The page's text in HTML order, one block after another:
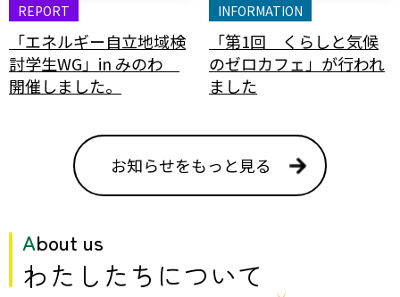
REPORT
「エネルギー自立地域検
討学生WG」in みのわ
開催しました。
INFORMATION
「第1回 くらしと気候
のゼロカフェ」が行われ
ました
お知らせをもっと見る
About us
わたしたちについて